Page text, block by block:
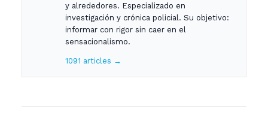
y alrededores. Especializado en
investigación y crónica policial. Su objetivo:
informar con rigor sin caer en el
sensacionalismo.
1091 articles →